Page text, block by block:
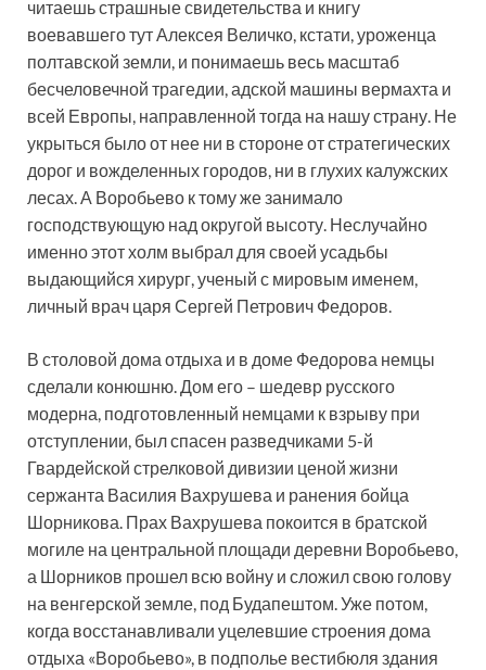
читаешь страшные свидетельства и книгу
воевавшего тут Алексея Величко, кстати, уроженца
полтавской земли, и понимаешь весь масштаб
бесчеловечной трагедии, адской машины вермахта и
всей Европы, направленной тогда на нашу страну. Не
укрыться было от нее ни в стороне от стратегических
дорог и вожделенных городов, ни в глухих калужских
лесах. А Воробьево к тому же занимало
господствующую над округой высоту. Неслучайно
именно этот холм выбрал для своей усадьбы
выдающийся хирург, ученый с мировым именем,
личный врач царя Сергей Петрович Федоров.
В столовой дома отдыха и в доме Федорова немцы
сделали конюшню. Дом его – шедевр русского
модерна, подготовленный немцами к взрыву при
отступлении, был спасен разведчиками 5-й
Гвардейской стрелковой дивизии ценой жизни
сержанта Василия Вахрушева и ранения бойца
Шорникова. Прах Вахрушева покоится в братской
могиле на центральной площади деревни Воробьево,
а Шорников прошел всю войну и сложил свою голову
на венгерской земле, под Будапештом. Уже потом,
когда восстанавливали уцелевшие строения дома
отдыха «Воробьево», в подполье вестибюля здания